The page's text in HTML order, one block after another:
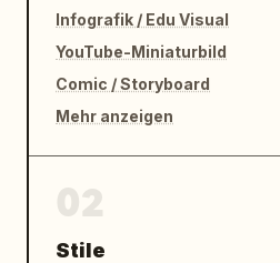
Infografik / Edu Visual
YouTube-Miniaturbild
Comic / Storyboard
Mehr anzeigen
Stile